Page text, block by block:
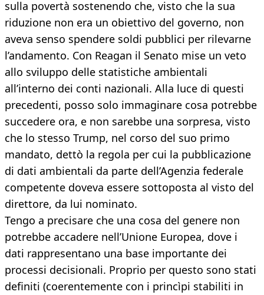
sulla povertà sostenendo che, visto che la sua
riduzione non era un obiettivo del governo, non
aveva senso spendere soldi pubblici per rilevarne
l’andamento. Con Reagan il Senato mise un veto
allo sviluppo delle statistiche ambientali
all’interno dei conti nazionali. Alla luce di questi
precedenti, posso solo immaginare cosa potrebbe
succedere ora, e non sarebbe una sorpresa, visto
che lo stesso Trump, nel corso del suo primo
mandato, dettò la regola per cui la pubblicazione
di dati ambientali da parte dell’Agenzia federale
competente doveva essere sottoposta al visto del
direttore, da lui nominato.
Tengo a precisare che una cosa del genere non
potrebbe accadere nell’Unione Europea, dove i
dati rappresentano una base importante dei
processi decisionali. Proprio per questo sono stati
definiti (coerentemente con i princìpi stabiliti in